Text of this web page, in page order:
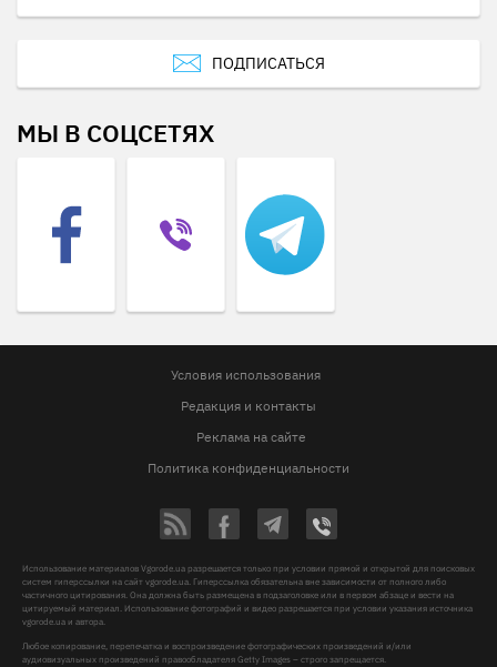
ПОДПИСАТЬСЯ
МЫ В СОЦСЕТЯХ
Условия использования
Редакция и контакты
Реклама на сайте
Политика конфиденциальности
Использование материалов Vgorode.ua разрешается только при условии прямой и открытой для поисковых
систем гиперссылки на сайт vgorode.ua. Гиперссылка обязательна вне зависимости от полного либо
частичного цитирования. Она должна быть размещена в подзаголовке или в первом абзаце и вести на
цитируемый материал. Использование фотографий и видео разрешается при условии указания источника
vgorode.ua и автора.
Любое копирование, перепечатка и воспроизведение фотографических произведений и/или
аудиовизуальных произведений правообладателя Getty Images – строго запрещается.